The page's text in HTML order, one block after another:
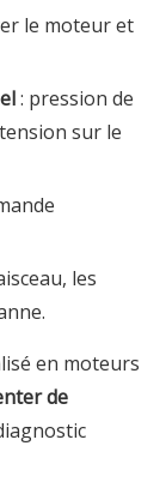
le moteur et
: pression de
sur le
les
en moteurs
de